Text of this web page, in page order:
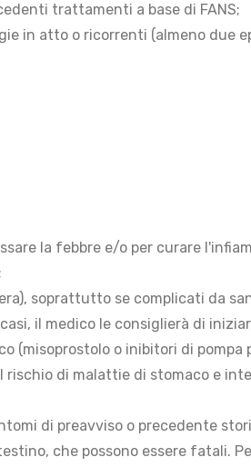
trattamenti a base di FANS;
in atto o ricorrenti (almeno due
la febbre e/o per curare
soprattutto se complicati da
il medico le consiglierà di
o inibitori di pompa
di malattie di stomaco e
di preavviso o precedente
che possono essere fatali.